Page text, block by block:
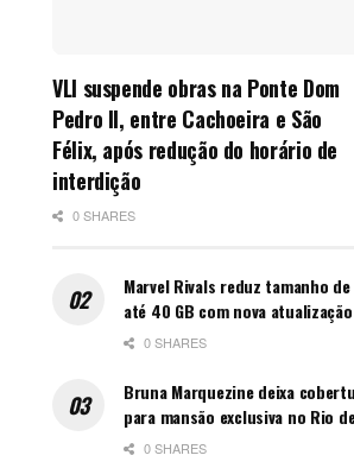
VLI suspende obras na Ponte Dom
Pedro II, entre Cachoeira e São
Félix, após redução do horário de
interdição
0 SHARES
Marvel Rivals reduz tamanho
até 40 GB com nova atualização
0 SHARES
Bruna Marquezine deixa
para mansão exclusiva no Rio
0 SHARES